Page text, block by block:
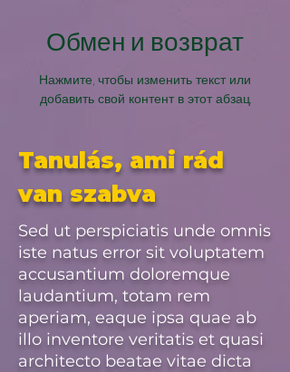
Обмен и возврат
Нажмите, чтобы изменить текст или
добавить свой контент в этот абзац.
Tanulás, ami rád
van szabva
Sed ut perspiciatis unde omnis
iste natus error sit voluptatem
accusantium doloremque
laudantium, totam rem
aperiam, eaque ipsa quae ab
illo inventore veritatis et quasi
architecto beatae vitae dicta